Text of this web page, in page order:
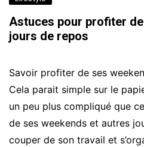
Astuces pour profiter
jours de repos
Savoir profiter de ses
Cela parait simple sur le
un peu plus compliqué que
de ses weekends et autres
couper de son travail et